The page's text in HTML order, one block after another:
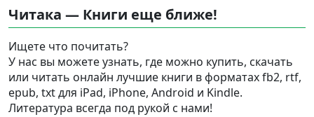
Читака — Книги еще ближе!
Ищете что почитать?
У нас вы можете узнать, где можно купить, скачать
или читать онлайн лучшие книги в форматах fb2, rtf,
epub, txt для iPad, iPhone, Android и Kindle.
Литература всегда под рукой с нами!